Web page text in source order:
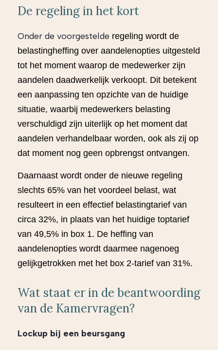
De regeling in het kort
Onder de voorgestelde regeling wordt de
belastingheffing over aandelenopties uitgesteld
tot het moment waarop de medewerker zijn
aandelen daadwerkelijk verkoopt. Dit betekent
een aanpassing ten opzichte van de huidige
situatie, waarbij medewerkers belasting
verschuldigd zijn uiterlijk op het moment dat
aandelen verhandelbaar worden, ook als zij op
dat moment nog geen opbrengst ontvangen.
Daarnaast wordt onder de nieuwe regeling
slechts 65% van het voordeel belast, wat
resulteert in een effectief belastingtarief van
circa 32%, in plaats van het huidige toptarief
van 49,5% in box 1. De heffing van
aandelenopties wordt daarmee nagenoeg
gelijkgetrokken met het box 2-tarief van 31%.
Wat staat er in de beantwoording
van de Kamervragen?
Lockup bij een beursgang